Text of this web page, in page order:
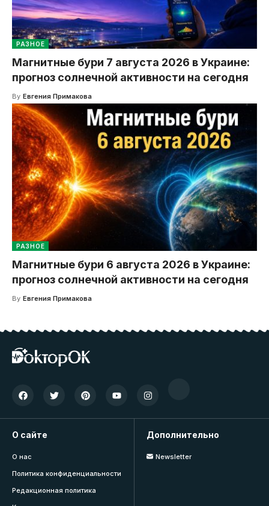
РАЗНОЕ
Магнитные бури 7 августа 2026 в Украине:
прогноз солнечной активности на сегодня
By Евгения Примакова
РАЗНОЕ
Магнитные бури 6 августа 2026 в Украине:
прогноз солнечной активности на сегодня
By Евгения Примакова
О сайте
О нас
Политика конфиденциальности
Редакционная политика
Дополнительно
Newsletter